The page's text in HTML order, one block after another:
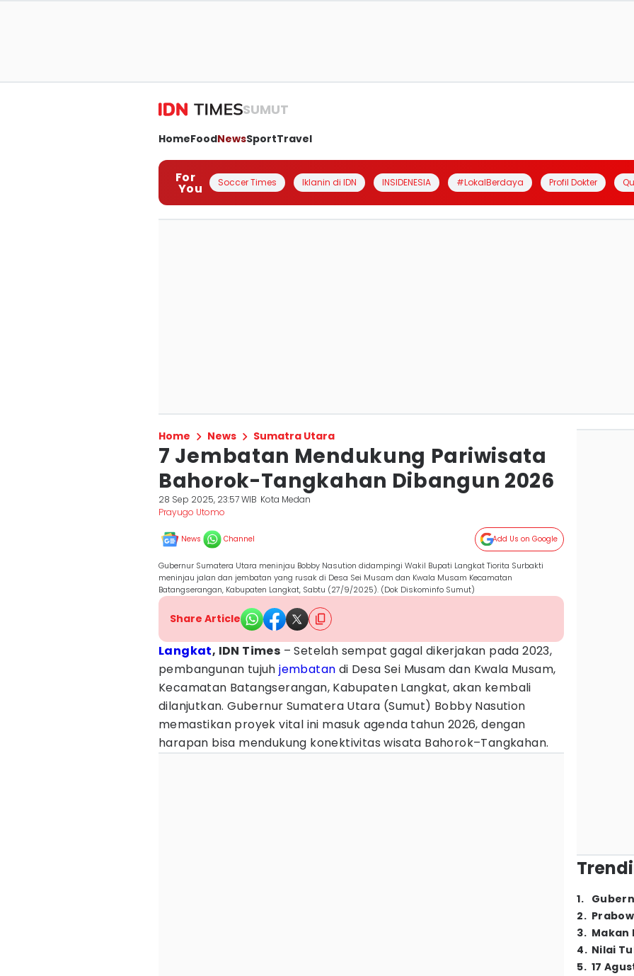
SUMUT
HomeFoodNewsSportTravel
For
You Soccer Times Iklanin di IDN INSIDENESIA #LokalBerdaya Profil Dokter
Home News Sumatra Utara
7 Jembatan Mendukung Pariwisata
Bahorok-Tangkahan Dibangun 2026
28 Sep 2025, 23:57 WIB Kota Medan
Prayugo Utomo
News Channel Add Us on Google
Gubernur Sumatera Utara meninjau Bobby Nasution didampingi Wakil Bupati Langkat Tiorita Surbakti
meninjau jalan dan jembatan yang rusak di Desa Sei Musam dan Kwala Musam Kecamatan
Batangserangan, Kabupaten Langkat, Sabtu (27/9/2025). (Dok Diskominfo Sumut)
Share Article
Langkat, IDN Times – Setelah sempat gagal dikerjakan pada 2023,
pembangunan tujuhjembatan di Desa Sei Musam dan Kwala Musam,
Kecamatan Batangserangan, Kabupaten Langkat, akan kembali
dilanjutkan. Gubernur Sumatera Utara (Sumut) Bobby Nasution
memastikan proyek vital ini masuk agenda tahun 2026, dengan
harapan bisa mendukung konektivitas wisata Bahorok–Tangkahan.
1.
2.
3. Makan
4. Nilai
5. 17